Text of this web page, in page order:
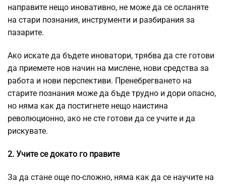
направите нещо иновативно, не може да се осланяте
на стари познания, инструменти и разбирания за
пазарите.
Ако искате да бъдете иноватори, трябва да сте готови
да приемете нов начин на мислене, нови средства за
работа и нови перспективи. Пренебрегването на
старите познания може да бъде трудно и дори опасно,
но няма как да постигнете нещо наистина
революционно, ако не сте готови да се учите и да
рискувате.
2. Учите се докато го правите
За да стане още по-сложно, няма как да се научите на